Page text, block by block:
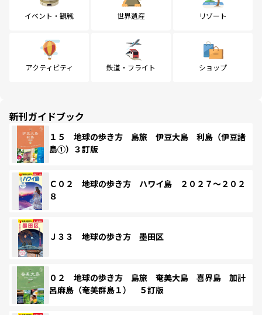
イベント・観戦 世界遺産 リゾート
アクティビティ 鉄道・フライト ショップ
新刊ガイドブック
１５ 地球の歩き方 島旅 伊豆大島 利島（伊豆諸
島①）３訂版
Ｃ０２ 地球の歩き方 ハワイ島 ２０２７～２０２
８
Ｊ３３ 地球の歩き方 墨田区
０２ 地球の歩き方 島旅 奄美大島 喜界島 加計
呂麻島（奄美群島１） ５訂版